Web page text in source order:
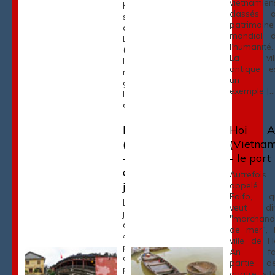
Kiem"
s'appelait
autrefois
Luc Thuy
(eau verte).
Il fut ainsi
rebaptisé
grâce à une
légende
du […]
classés
patrimoine
mondial
l’humanité.
La
antique
un
exemple
Hoï An
(Vietnam)
- le pont
couvert
japonais
Le pont
japonais,
aussi appelé
«Lai Vien» (le
pont des
amis des
pays
Hoi
- le port
Autrefois
appelé
Faifo,
veut
de mer",
ville de
An
partie